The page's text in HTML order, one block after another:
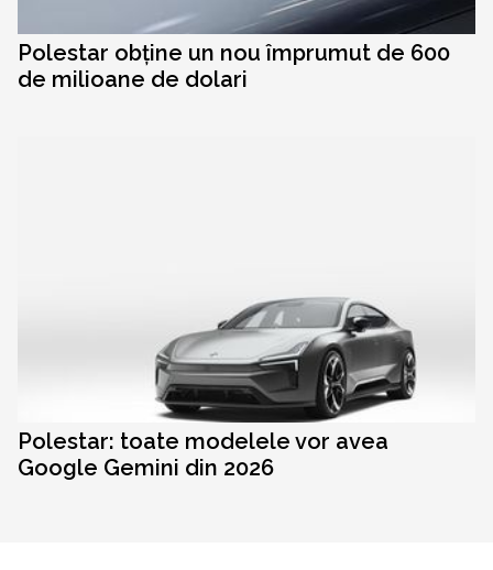
Polestar obține un nou împrumut de 600
de milioane de dolari
Polestar: toate modelele vor avea
Google Gemini din 2026